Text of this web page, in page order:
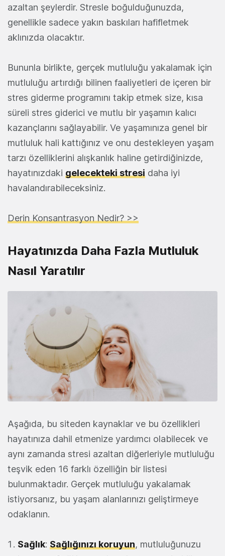
azaltan şeylerdir. Stresle boğulduğunuzda,
genellikle sadece yakın baskıları hafifletmek
aklınızda olacaktır.
Bununla birlikte, gerçek mutluluğu yakalamak için
mutluluğu artırdığı bilinen faaliyetleri de içeren bir
stres giderme programını takip etmek size, kısa
süreli stres giderici ve mutlu bir yaşamın kalıcı
kazançlarını sağlayabilir. Ve yaşamınıza genel bir
mutluluk hali kattığınız ve onu destekleyen yaşam
tarzı özelliklerini alışkanlık haline getirdiğinizde,
hayatınızdaki gelecekteki stresi daha iyi
havalandırabileceksiniz.
Derin Konsantrasyon Nedir? >>
Hayatınızda Daha Fazla Mutluluk
Nasıl Yaratılır
Aşağıda, bu siteden kaynaklar ve bu özellikleri
hayatınıza dahil etmenize yardımcı olabilecek ve
aynı zamanda stresi azaltan diğerleriyle mutluluğu
teşvik eden 16 farklı özelliğin bir listesi
bulunmaktadır. Gerçek mutluluğu yakalamak
istiyorsanız, bu yaşam alanlarınızı geliştirmeye
odaklanın.
Sağlık: Sağlığınızı koruyun, mutluluğunuzu